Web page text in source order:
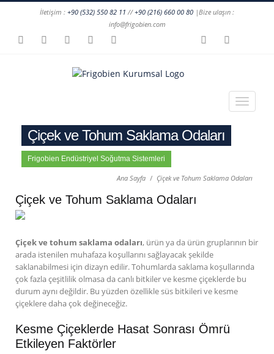
İletişim : +90 (532) 550 82 11 //+90 (216) 660 00 80 |Bize ulaşın :
info@frigobien.com
Çiçek ve Tohum Saklama Odaları
Frigobien Endüstriyel Soğutma Sistemleri
Ana Sayfa Çiçek ve Tohum Saklama Odaları
Çiçek ve Tohum Saklama Odaları
Çiçek ve tohum saklama odaları, ürün ya da ürün gruplarının bir
arada istenilen muhafaza koşullarını sağlayacak şekilde
saklanabilmesi için dizayn edilir. Tohumlarda saklama koşullarında
çok fazla çeşitlilik olmasa da canlı bitkiler ve kesme çiçeklerde bu
durum aynı değildir. Bu yüzden özellikle süs bitkileri ve kesme
çiçeklere daha çok değineceğiz.
Kesme Çiçeklerde Hasat Sonrası Ömrü
Etkileyen Faktörler